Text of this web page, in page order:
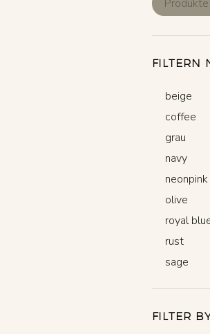
FILTERN
beige
coffee
grau
navy
neonpink
olive
royal
rust
sage
FILTER